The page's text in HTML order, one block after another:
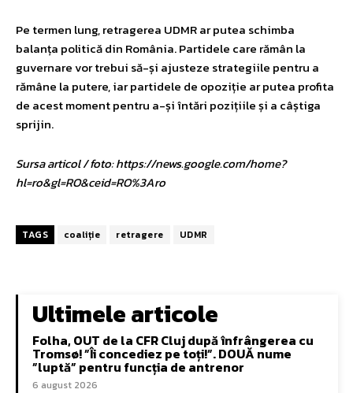
Pe termen lung, retragerea UDMR ar putea schimba
balanța politică din România. Partidele care rămân la
guvernare vor trebui să-și ajusteze strategiile pentru a
rămâne la putere, iar partidele de opoziție ar putea profita
de acest moment pentru a-și întări pozițiile și a câștiga
sprijin.
Sursa articol / foto: https://news.google.com/home?
hl=ro&gl=RO&ceid=RO%3Aro
TAGS coaliție retragere UDMR
Ultimele articole
Folha, OUT de la CFR Cluj după înfrângerea cu
Tromsø! ”Îi concediez pe toți!”. DOUĂ nume
”luptă” pentru funcția de antrenor
6 august 2026